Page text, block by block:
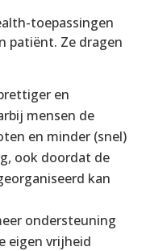
toepassingen
patiënt. Ze dragen
en
mensen de
en minder (snel)
ook doordat de
kan
ondersteuning
eigen vrijheid